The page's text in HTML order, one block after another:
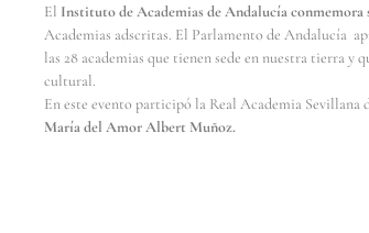
El Instituto de Academias de Andalucía conmemora
Academias adscritas. El Parlamento de Andalucía
las 28 academias que tienen sede en nuestra tierra
cultural.
En este evento participó la Real Academia Sevillana
María del Amor Albert Muñoz.